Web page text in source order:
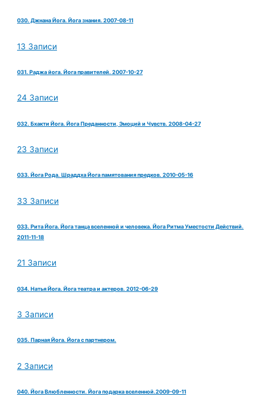
030. Джнана Йога. Йога знания. 2007-08-11
13 Записи
031. Раджа йога. Йога правителей. 2007-10-27
24 Записи
032. Бхакти Йога. Йога Преданности, Эмоций и Чувств. 2008-04-27
23 Записи
033. Йога Рода. Шраддха Йога памятования предков. 2010-05-16
33 Записи
033. Рита Йога. Йога танца вселенной и человека. Йога Ритма Уместости Действий.
2011-11-18
21 Записи
034. Натья Йога. Йога театра и актеров. 2012-06-29
3 Записи
035. Парная Йога. Йога с партнером.
2 Записи
040. Йога Влюбленности. Йога подарка вселенной.2009-09-11